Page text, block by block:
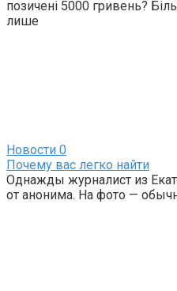
позичені 5000 гривень?
лише
Новости 0
Почему вас легко найти
Однажды журналист из
от анонима. На фото —